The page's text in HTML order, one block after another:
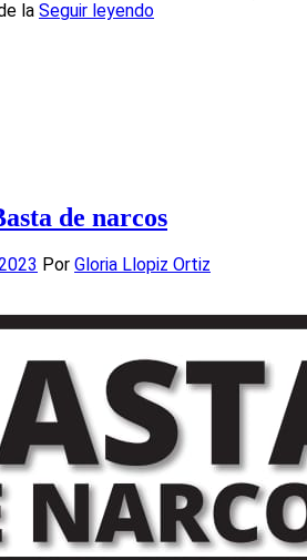
la Seguir leyendo
de narcos
Por Gloria Llopiz Ortiz